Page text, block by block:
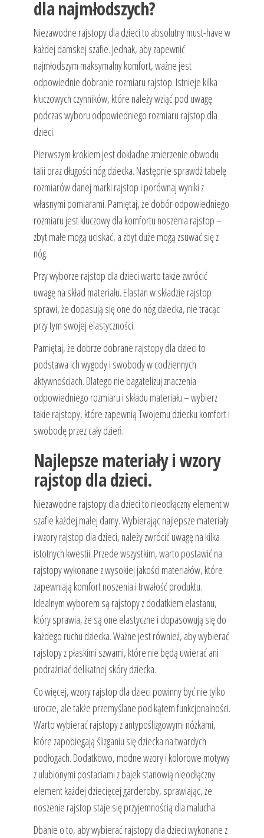
dla najmłodszych?
Niezawodne rajstopy dla dzieci to absolutny must-have w
każdej damskej szafie. Jednak, aby zapewnić
najmłodszym maksymalny komfort, ważne jest
odpowiednie dobranie rozmiaru rajstop. Istnieje kilka
kluczowych czynników, które należy wziąć pod uwagę
podczas wyboru odpowiedniego rozmiaru rajstop dla
dzieci.
Pierwszym krokiem jest dokładne zmierzenie obwodu
talii oraz długości nóg dziecka. Następnie sprawdź tabelę
rozmiarów danej marki rajstop i porównaj wyniki z
własnymi pomiarami. Pamiętaj, że dobór odpowiedniego
rozmiaru jest kluczowy dla komfortu noszenia rajstop –
zbyt małe mogą uciskać, a zbyt duże mogą zsuwać się z
nóg.
Przy wyborze rajstop dla dzieci warto także zwrócić
uwagę na skład materiału. Elastan w składzie rajstop
sprawi, że dopasują się one do nóg dziecka, nie tracąc
przy tym swojej elastyczności.
Pamiętaj, że dobrze dobrane rajstopy dla dzieci to
podstawa ich wygody i swobody w codziennych
aktywnościach. Dlatego nie bagatelizuj znaczenia
odpowiedniego rozmiaru i składu materiału – wybierz
takie rajstopy, które zapewnią Twojemu dziecku komfort i
swobodę przez cały dzień.
Najlepsze materiały i wzory
rajstop dla dzieci.
Niezawodne rajstopy dla dzieci to nieodłączny element w
szafie każdej małej damy. Wybierając najlepsze materiały
i wzory rajstop dla dzieci, należy zwrócić uwagę na kilka
istotnych kwestii. Przede wszystkim, warto postawić na
rajstopy wykonane z wysokiej jakości materiałów, które
zapewniają komfort noszenia i trwałość produktu.
Idealnym wyborem są rajstopy z dodatkiem elastanu,
który sprawia, że są one elastyczne i dopasowują się do
każdego ruchu dziecka. Ważne jest również, aby wybierać
rajstopy z płaskimi szwami, które nie będą uwierać ani
podrażniać delikatnej skóry dziecka.
Co więcej, wzory rajstop dla dzieci powinny być nie tylko
urocze, ale także przemyślane pod kątem funkcjonalności.
Warto wybierać rajstopy z antypoślizgowymi nóżkami,
które zapobiegają ślizganiu się dziecka na twardych
podłogach. Dodatkowo, modne wzory i kolorowe motywy
z ulubionymi postaciami z bajek stanowią nieodłączny
element każdej dziecięcej garderoby, sprawiając, że
noszenie rajstop staje się przyjemnością dla malucha.
Dbanie o to, aby wybierać rajstopy dla dzieci wykonane z